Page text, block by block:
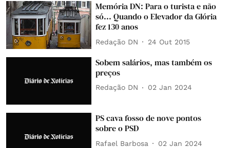
Memória DN: Para o turista e não
só... Quando o Elevador da Glória
fez 130 anos
Redação DN 24 Out 2015
Sobem salários, mas também os
preços
Redação DN 02 Jan 2024
PS cava fosso de nove pontos
sobre o PSD
Rafael Barbosa 02 Jan 2024